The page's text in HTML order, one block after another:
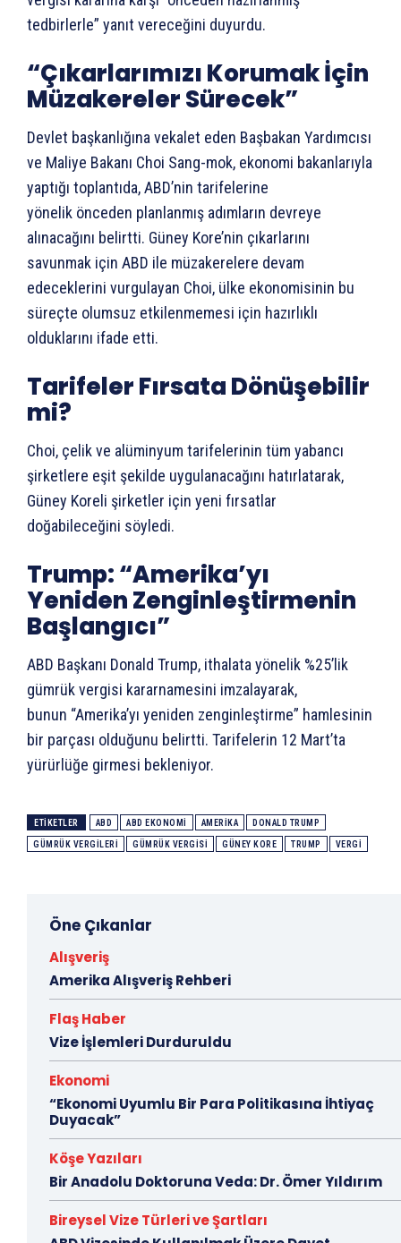
tedbirlerle” yanıt vereceğini duyurdu.
“Çıkarlarımızı Korumak İçin
Müzakereler Sürecek”
Devlet başkanlığına vekalet eden Başbakan Yardımcısı
ve Maliye Bakanı Choi Sang-mok, ekonomi bakanlarıyla
yaptığı toplantıda, ABD’nin tarifelerine
yönelik önceden planlanmış adımların devreye
alınacağını belirtti. Güney Kore’nin çıkarlarını
savunmak için ABD ile müzakerelere devam
edeceklerini vurgulayan Choi, ülke ekonomisinin bu
süreçte olumsuz etkilenmemesi için hazırlıklı
olduklarını ifade etti.
Tarifeler Fırsata Dönüşebilir
mi?
Choi, çelik ve alüminyum tarifelerinin tüm yabancı
şirketlere eşit şekilde uygulanacağını hatırlatarak,
Güney Koreli şirketler için yeni fırsatlar
doğabileceğini söyledi.
Trump: “Amerika’yı
Yeniden Zenginleştirmenin
Başlangıcı”
ABD Başkanı Donald Trump, ithalata yönelik %25’lik
gümrük vergisi kararnamesini imzalayarak,
bunun “Amerika’yı yeniden zenginleştirme” hamlesinin
bir parçası olduğunu belirtti. Tarifelerin 12 Mart’ta
yürürlüğe girmesi bekleniyor.
ETIKETLER ABD ABD EKONOMI AMERIKA DONALD TRUMP
GÜMRÜK VERGILERI GÜMRÜK VERGISI GÜNEY KORE TRUMP VERGI
Öne Çıkanlar
Alışveriş
Amerika Alışveriş Rehberi
Flaş Haber
Vize İşlemleri Durduruldu
Ekonomi
“Ekonomi Uyumlu Bir Para Politikasına İhtiyaç
Duyacak”
Köşe Yazıları
Bir Anadolu Doktoruna Veda: Dr. Ömer Yıldırım
Bireysel Vize Türleri ve Şartları